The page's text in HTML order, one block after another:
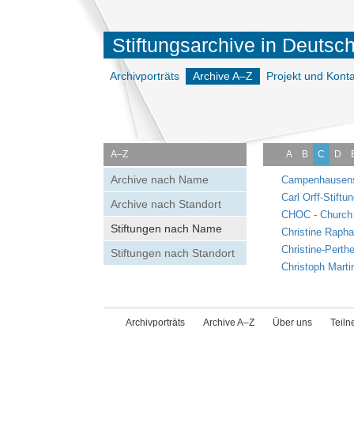
Stiftungsarchive in
Archivporträts Archive A–Z Projekt und
A–Z
Archive nach Name
Archive nach Standort
Stiftungen nach Name
Stiftungen nach Standort
A B C D
Carl Orff-
CHOC -
Christine
Christine-
Christoph
Archivporträts Archive A–Z Über uns